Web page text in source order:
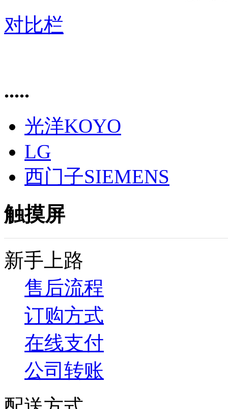
对比栏
.....
光洋KOYO
LG
西门子SIEMENS
触摸屏
新手上路
售后流程
订购方式
在线支付
公司转账